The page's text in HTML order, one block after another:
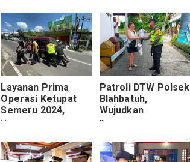
Layanan Prima
Operasi Ketupat
Semeru 2024,
Polisi Rela Dorong
Kota Batu yang
Mogok
Patroli DTW Polsek
Blahbatuh,
Wujudkan
Kehadiran Polri